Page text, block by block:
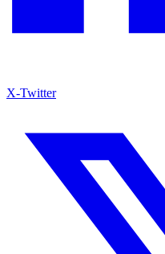
X-Twitter